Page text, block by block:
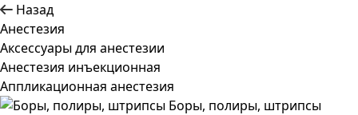
Назад
Анестезия
Аксессуары для анестезии
Анестезия инъекционная
Аппликационная анестезия
Боры, полиры, штрипсы